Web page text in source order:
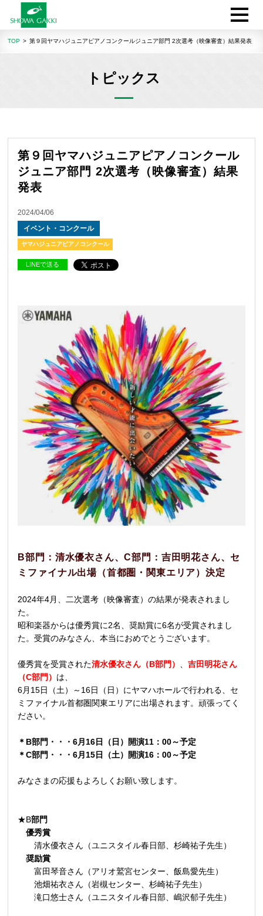
TOP 第９回ヤマハジュニアピアノコンクールジュニア部門 2次選考（映像審査）結果発表
トピックス
第９回ヤマハジュニアピアノコンクール
ジュニア部門 2次選考（映像審査）結果
発表
2024/04/06
イベント・コンクール
ヤマハジュニアピアノコンクール
LINEで送る
B部門：清水優衣さん、C部門：吉田明花さん、セ
ミファイナル出場（首都圏・関東エリア）決定
2024年4月、二次選考（映像審査）の結果が発表されまし
た。
昭和楽器からは優秀賞に2名、奨励賞に6名が受賞されまし
た。受賞のみなさん、本当におめでとうございます。
優秀賞を受賞された清水優衣さん（B部門） 、吉田明花さん
（C部門） は、
6月15日（土）～16日（日）にヤマハホールで行われる、セ
ミファイナル首都圏関東エリアに出場されます。頑張ってく
ださい。
＊B部門・・・6月16日（日）開演11：00～予定
＊C部門・・・6月15日（土）開演16：00～予定
みなさまの応援もよろしくお願い致します。
★B部門
優秀賞
清水優衣さん（ユニスタイル春日部、杉崎祐子先生）
奨励賞
富田琴音さん（アリオ鷲宮センター、飯島愛先生）
池畑祐衣さん（岩槻センター、杉崎祐子先生）
滝口悠士さん（ユニスタイル春日部、嶋沢郁子先生）